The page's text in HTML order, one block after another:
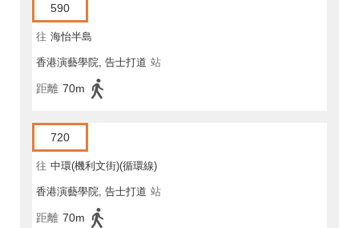
590
往 海怡半島
香港演藝學院, 告士打道 站
距離 70m
720
往 中環(機利文街)(循環線)
香港演藝學院, 告士打道 站
距離 70m